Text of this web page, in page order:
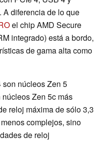
diferencia de lo que
el chip AMD Secure
integrado) está a bordo,
de gama alta como
núcleos Zen 5
Zen 5c más
reloj máxima de sólo 3,3
complejos, sino
de reloj